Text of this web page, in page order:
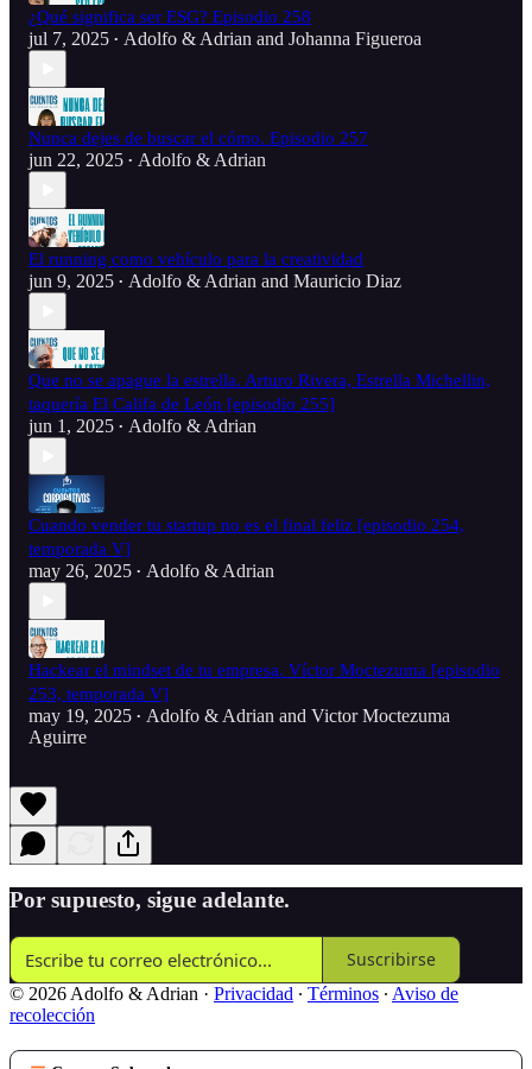
¿Qué significa ser ESG? Episodio 258
jul 7, 2025 • Adolfo & Adrian and Johanna Figueroa
Nunca dejes de buscar el cómo. Episodio 257
jun 22, 2025 • Adolfo & Adrian
El running como vehículo para la creatividad
jun 9, 2025 • Adolfo & Adrian and Mauricio Diaz
Que no se apague la estrella. Arturo Rivera, Estrella Michellin,
taquería El Califa de León [episodio 255]
jun 1, 2025 • Adolfo & Adrian
Cuando vender tu startup no es el final feliz [episodio 254,
temporada V]
may 26, 2025 • Adolfo & Adrian
Hackear el mindset de tu empresa. Víctor Moctezuma [episodio
253, temporada V]
may 19, 2025 • Adolfo & Adrian and Victor Moctezuma
Aguirre
Por supuesto, sigue adelante.
Suscribirse
© 2026 Adolfo & Adrian · Privacidad ∙ Términos ∙ Aviso de
recolección